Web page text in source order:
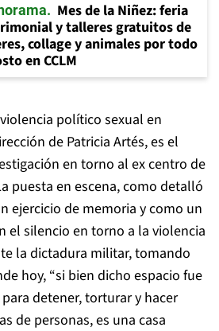
Mes de la Niñez: feria
y talleres gratuitos de
collage y animales por todo
en CCLM
político sexual en
de Patricia Artés, es el
en torno al ex centro de
puesta en escena, como detalló
ejercicio de memoria y como un
el silencio en torno a la violencia
la dictadura militar, tomando
hoy, “si bien dicho espacio fue
detener, torturar y hacer
de personas, es una casa